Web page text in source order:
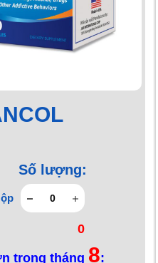
Số lượng:
0
trong tháng 8: